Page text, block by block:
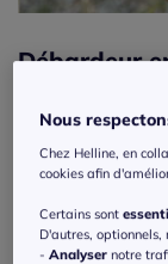
Débardeur
Réf : 327.575.033
Couleur :
Choisir une
Nous
Chez Helline, en
cookies afin
Certains sont
D'autres, optionnels,
-Analyser notre